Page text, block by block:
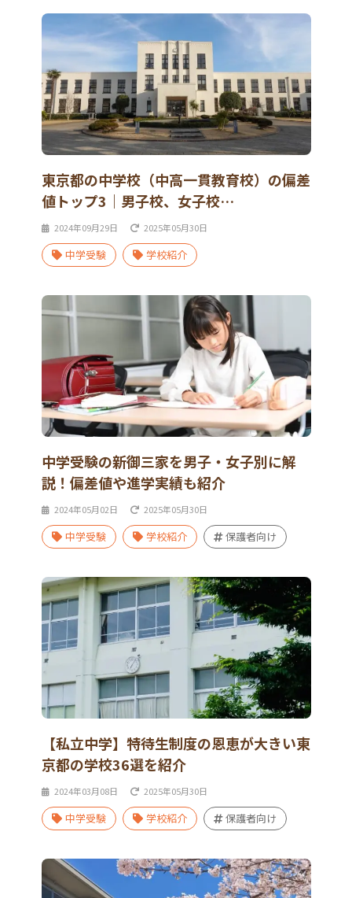
東京都の中学校（中高一貫教育校）の偏差
値トップ3｜男子校、女子校…
2024年09月29日 2025年05月30日
中学受験 学校紹介
中学受験の新御三家を男子・女子別に解
説！偏差値や進学実績も紹介
2024年05月02日 2025年05月30日
中学受験 学校紹介 保護者向け
【私立中学】特待生制度の恩恵が大きい東
京都の学校36選を紹介
2024年03月08日 2025年05月30日
中学受験 学校紹介 保護者向け